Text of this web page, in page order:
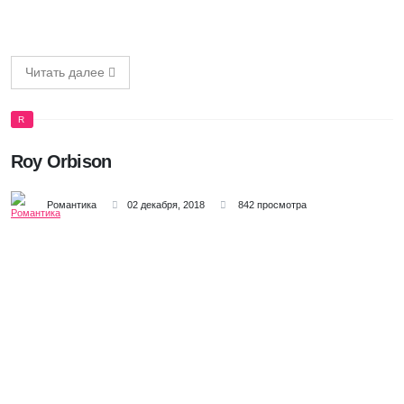
Читать далее
R
Roy Orbison
Романтика 02 декабря, 2018 842 просмотра